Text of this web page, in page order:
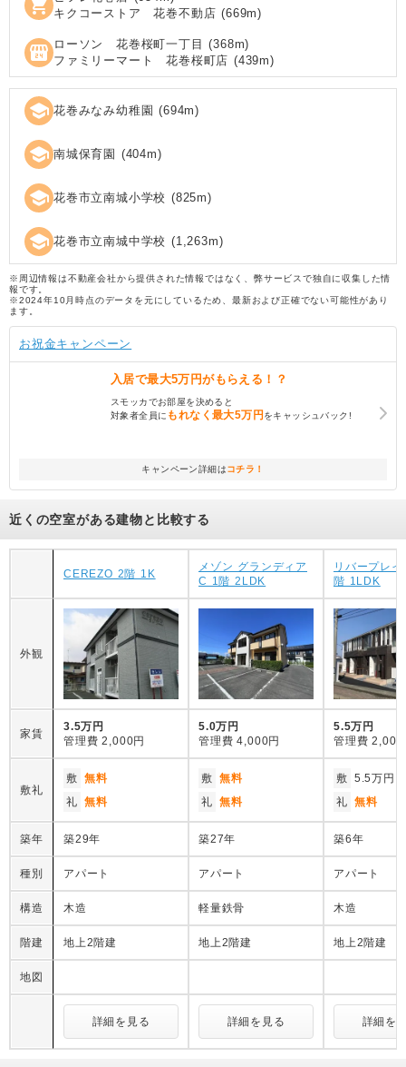
shopping_cart キクコーストア 花巻不動店 (669m)
local_convenience_store ローソン 花巻桜町一丁目 (368m)
ファミリーマート 花巻桜町店 (439m)
school 花巻みなみ幼稚園 (694m)
school 南城保育園 (404m)
school 花巻市立南城小学校 (825m)
school 花巻市立南城中学校 (1,263m)
※周辺情報は不動産会社から提供された情報ではなく、弊サービスで独自に収集した情
報です。
※2024年10月時点のデータを元にしているため、最新および正確でない可能性があり
ます。
お祝金キャンペーン
入居で最大5万円がもらえる！？
スモッカでお部屋を決めると
対象者全員に もれなく最大5万円 をキャッシュバック!
キャンペーン詳細はコチラ！
近くの空室がある建物と比較する
CEREZO 2階 1K
メゾン グランディア
C 1階 2LDK
リバープレ
階 1LDK
外観
家賃
3.5万円
管理費 2,000円
5.0万円
管理費 4,000円
5.5万円
管理費 2,000
敷礼
敷 無料
礼 無料
敷 無料
礼 無料
敷 5.5万円
礼 無料
築年 築29年 築27年 築6年
種別 アパート アパート アパート
構造 木造 軽量鉄骨 木造
階建 地上2階建 地上2階建 地上2階建
地図
詳細を見る 詳細を見る 詳細を